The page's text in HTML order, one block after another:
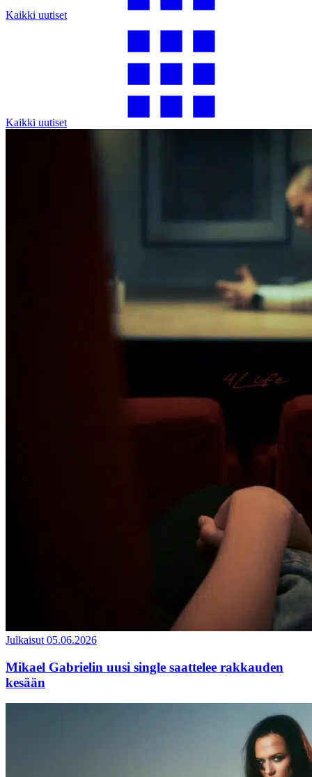
Kaikki uutiset
Kaikki uutiset
Julkaisut 05.06.2026
Mikael Gabrielin uusi single saattelee rakkauden
kesään